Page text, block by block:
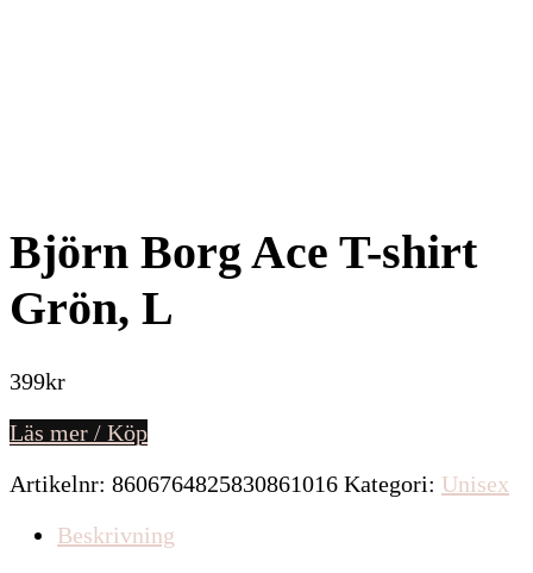
Björn Borg Ace T-shirt
Grön, L
399kr
Läs mer / Köp
Artikelnr: 8606764825830861016 Kategori: Unisex
Beskrivning